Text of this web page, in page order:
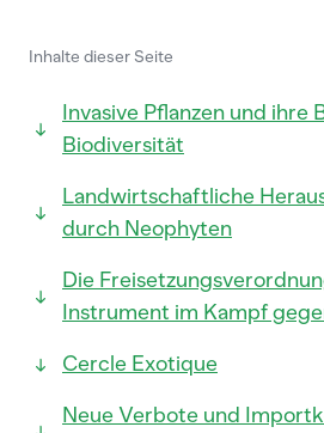
Inhalte dieser Seite
Invasive Pflanzen und ihre
Biodiversität
Landwirtschaftliche
durch Neophyten
Die
Instrument im Kampf
Cercle Exotique
Neue Verbote und